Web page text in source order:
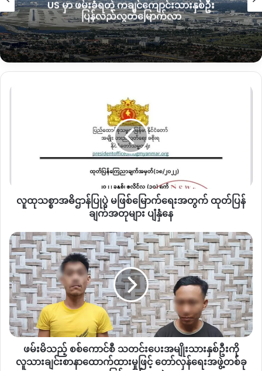
ကျင်းကျေးရွာအနီးတွင် တစ်ကြိမ် ဆက်တိုက် တိုက်ပွဲဖြစ်ပွားခဲ့
သောကြောင့် စစ်ကောင်စီတပ်ဘက်မှ ထိခိုက်မှုရှိကြောင်း သူဆက်
ဆိုသည်။
“အကျအဆုံကတော့မနေ့ကစာရင်းကတော့ အတည်ပြုနေဆဲပဲ ၃၀
စစ်ကြောင်းကို မိုင်းငါးလုံးဆွဲလိုက်တာ သူတို့ဘက် ငါးယောက် ထက်
မနည်း သေတယ်။ နောက်ပြီး အဲ့နေ့မှာပဲ အင်းတော်မြို့ထဲကနေ ကား
နှစ်စီးနဲ့ဒဏ်ရာရတဲ့ဟာကော သေတဲ့ဟာ ကောလာသယ်သွား
အင်းတော် PDF အဖွဲ့နေဖြင့် အင်းတော်- ဗန်းမောက်လမ်းပိုင်း
သွားလာဖြတ်သန်းခွင့် တားမြစ်ထားသည့်အပေါ် လိုက်နာခြင်းမရှိဘဲ
ပြသနာတစ်စုံတစ်ရာ ဖြစ်ပေါ်လာပါက အင်းတော် PDF အဖွဲ့နှင့် လုံး
ဝမသက်ဆိုင်ကြောင်း ထုတ်ပြန်ထားသည်။
လက်ရှိ အင်းတော်နယ်အတွင်း KIA နှင့် PDF ပူးပေါင်းတပ်ကြား
တိုက်ပွဲဖြစ်ပွားနေသော စစ်ကောင်စီ စစ်ကြောင်းသည် တပ်မ ၈၈
လက်အောက်ခံ တပ်ဖွဲ့တို့ဖြစ်ကြောင်းသိရသည်။
ပြီးခဲ့သော ဇူလိုင်လ ၂၈ရက်နေ့တွင်လည်း အင်းတော်နယ်အတွင်း
အဆိုပါ စစ်ကြောင်းမှ တပ်ကြပ်ကျော်သူရနှင့် တပ်သားချမ်းအေးတို့
အင်းတော်နှင့်နဘားကြားရှိ မိဘမေတ္တာ KTV အတွင်း သောက်စား
ပျော်ပါးနေချိန် KIA နှင့် PDF ပူးပေါင်းတပ်တို့က ဝင်ရောက်ပစ်ခတ်
မှုကြောင့် တပ်ကြပ်ကျော်သူရသည် ထိုနေရာတွင် သေဆုံးသွားပြီး
US မှာ ဖမ်းခံရတဲ့ ကချင်ကျောင်းသားနှစ်ဦး
ပြန်လည်လွတ်မြောက်လာ
လူထု
ဖြစ်မြောက်
အတွက်
ထုတ်
အတု
များ
ပျံ
နှံ
နေ
လူထုသစ္စာအဓိဌာန်ပြုပွဲ မဖြစ်မြောက်ရေးအတွက် ထုတ်ပြန်
ချက်အတုများ ပျံနှံနေ
ဖမ်းမိ
သည့်
စစ်
ကောင်စီ
သတင်းပေး
အမျိုးသား
နှစ်
ဦး
ကို
လူသား
ချင်း
ဖမ်းမိသည့် စစ်ကောင်စီ သတင်းပေးအမျိုးသားနှစ်ဦးကို
လူသားချင်းစာနာထောက်ထားမှုဖြင့် တော်လှန်ရေးအဖွဲ့တစ်ခု